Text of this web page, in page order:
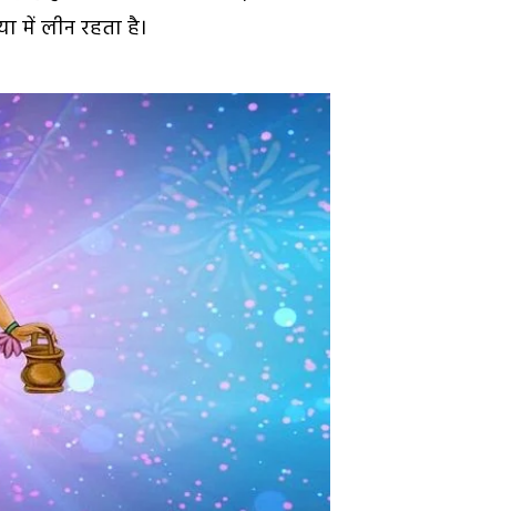
में लीन रहता है।